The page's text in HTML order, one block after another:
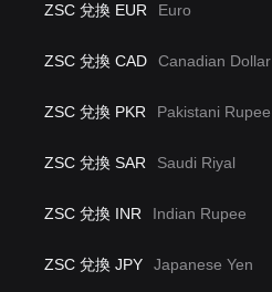
ZSC 兌換 EUR Euro
ZSC 兌換 CAD Canadian Dollar
ZSC 兌換 PKR Pakistani Rupee
ZSC 兌換 SAR Saudi Riyal
ZSC 兌換 INR Indian Rupee
ZSC 兌換 JPY Japanese Yen